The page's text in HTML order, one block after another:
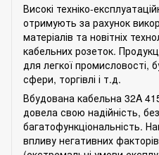
Високі техніко-
отримують за рахунок
матеріалів та новітніх
кабельних розеток.
для легкої промисловості,
сфери, торгівлі і т.д.
Вбудована кабельна 32A
довела свою надійність,
багатофункціональність.
впливу негативних